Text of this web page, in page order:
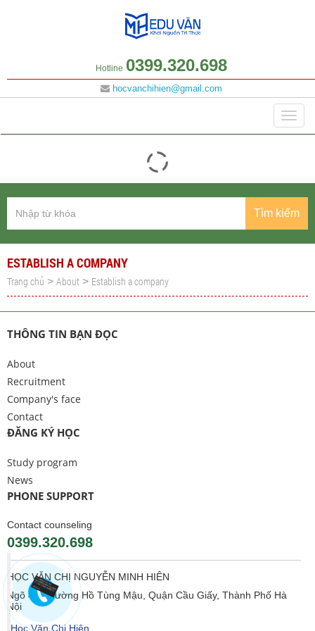
Hotline 0399.320.698
hocvanchihien@gmail.com
Tìm kiếm
ESTABLISH A COMPANY
Trang chủ > About > Establish a company
THÔNG TIN BẠN ĐỌC
About
Recruitment
Company's face
Contact
ĐĂNG KÝ HỌC
Study program
News
PHONE SUPPORT
Contact counseling
0399.320.698
HỌC VĂN CHỊ NGUYỄN MINH HIÊN
Ngõ 406 Đường Hồ Tùng Mậu, Quận Cầu Giấy, Thành Phố Hà
Nội
Học Văn Chị Hiên